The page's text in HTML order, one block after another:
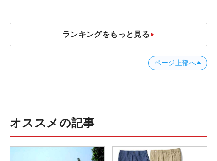
ランキングをもっと見る
ページ上部へ
オススメの記事